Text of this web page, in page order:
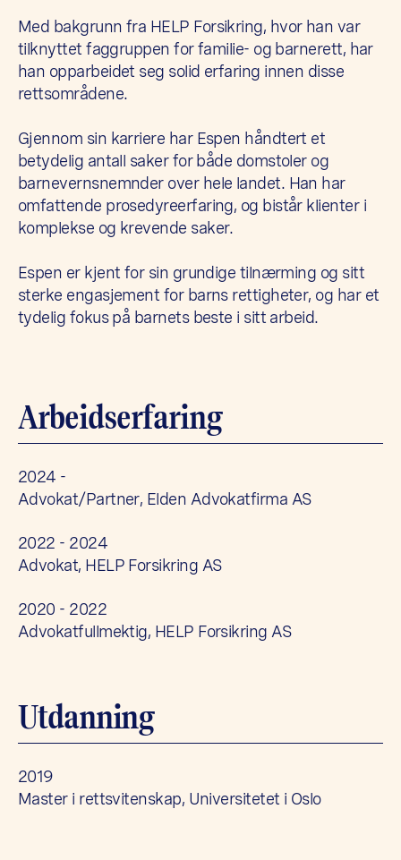
Med bakgrunn fra HELP Forsikring, hvor han var
tilknyttet faggruppen for familie- og barnerett, har
han opparbeidet seg solid erfaring innen disse
rettsområdene.
Gjennom sin karriere har Espen håndtert et
betydelig antall saker for både domstoler og
barnevernsnemnder over hele landet. Han har
omfattende prosedyreerfaring, og bistår klienter i
komplekse og krevende saker.
Espen er kjent for sin grundige tilnærming og sitt
sterke engasjement for barns rettigheter, og har et
tydelig fokus på barnets beste i sitt arbeid.
Arbeidserfaring
2024 -
Advokat/Partner, Elden Advokatfirma AS
2022 - 2024
Advokat, HELP Forsikring AS
2020 - 2022
Advokatfullmektig, HELP Forsikring AS
Utdanning
2019
Master i rettsvitenskap, Universitetet i Oslo